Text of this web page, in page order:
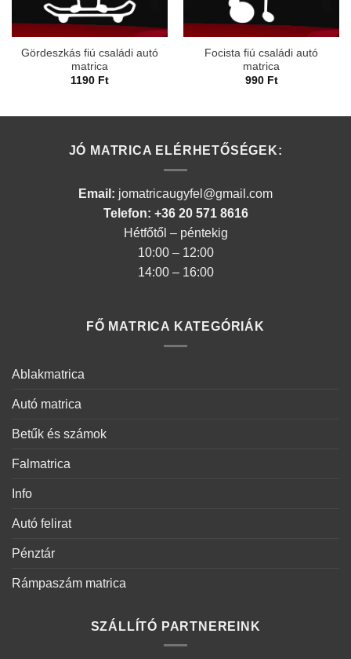
Gördeszkás fiú családi autó
matrica
1190 Ft
Focista fiú családi autó
matrica
990 Ft
JÓ MATRICA ELÉRHETŐSÉGEK:
Email: jomatricaugyfel@gmail.com
Telefon: +36 20 571 8616
Hétfőtől – péntekig
10:00 – 12:00
14:00 – 16:00
FŐ MATRICA KATEGÓRIÁK
Ablakmatrica
Autó matrica
Betűk és számok
Falmatrica
Info
Autó felirat
Pénztár
Rámpaszám matrica
SZÁLLÍTÓ PARTNEREINK